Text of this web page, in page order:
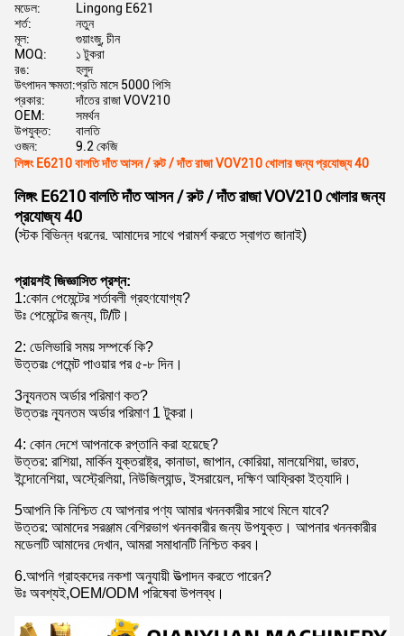
মডেল:
Lingong E621
শর্ত:
নতুন
মূল:
গুয়াংজু, চীন
MOQ:
১ টুকরা
রঙ:
হলুদ
উৎপাদন ক্ষমতা:প্রতি মাসে 5000 পিসি
প্রকার:
দাঁতের রাজা VOV210
OEM:
সমর্থন
উপযুক্ত:
বালতি
ওজন:
9.2 কেজি
লিঙ্গং E6210 বালতি দাঁত আসন / রুট / দাঁত রাজা VOV210 খোলার জন্য প্রযোজ্য 40
লিঙ্গং E6210 বালতি দাঁত আসন / রুট / দাঁত রাজা VOV210 খোলার জন্য
প্রযোজ্য 40
(স্টক বিভিন্ন ধরনের. আমাদের সাথে পরামর্শ করতে স্বাগত জানাই)
প্রায়শই জিজ্ঞাসিত প্রশ্ন:
1:কোন পেমেন্টের শর্তাবলী গ্রহণযোগ্য?
উঃ পেমেন্টের জন্য, টি/টি।
2: ডেলিভারি সময় সম্পর্কে কি?
উত্তরঃ পেমেন্ট পাওয়ার পর ৫-৮ দিন।
3ন্যূনতম অর্ডার পরিমাণ কত?
উত্তরঃ ন্যূনতম অর্ডার পরিমাণ 1 টুকরা।
4: কোন দেশে আপনাকে রপ্তানি করা হয়েছে?
উত্তর: রাশিয়া, মার্কিন যুক্তরাষ্ট্র, কানাডা, জাপান, কোরিয়া, মালয়েশিয়া, ভারত,
ইন্দোনেশিয়া, অস্ট্রেলিয়া, নিউজিল্যান্ড, ইসরায়েল, দক্ষিণ আফ্রিকা ইত্যাদি।
5আপনি কি নিশ্চিত যে আপনার পণ্য আমার খননকারীর সাথে মিলে যাবে?
উত্তর: আমাদের সরঞ্জাম বেশিরভাগ খননকারীর জন্য উপযুক্ত। আপনার খননকারীর
মডেলটি আমাদের দেখান, আমরা সমাধানটি নিশ্চিত করব।
6.আপনি গ্রাহকদের নকশা অনুযায়ী উত্পাদন করতে পারেন?
উঃ অবশ্যই,OEM/ODM পরিষেবা উপলব্ধ।